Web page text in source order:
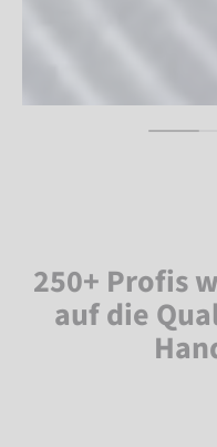
250+ Profis
auf die